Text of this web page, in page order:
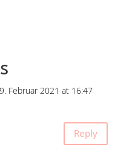
Februar 2021 at 16:47
Reply